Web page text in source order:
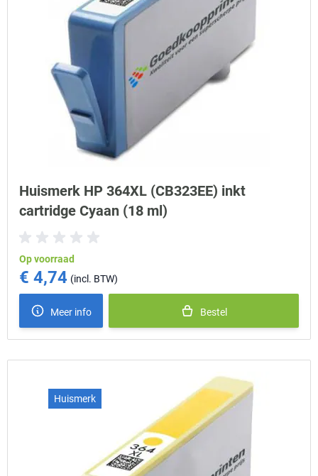
Huismerk HP 364XL (CB323EE) inkt
cartridge Cyaan (18 ml)
Op voorraad
€ 4,74
Meer info Bestel
Huismerk